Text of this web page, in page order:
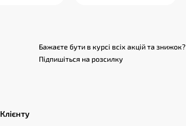
Бажаєте бути в курсі всіх акцій та знижок?
Підпишіться на розсилку
Клієнту